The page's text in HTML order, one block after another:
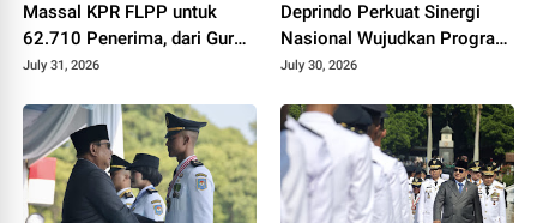
Massal KPR FLPP untuk
62.710 Penerima, dari Guru
SD hingga Pengemudi Ojol
July 31, 2026
Deprindo Perkuat Sinergi
Nasional Wujudkan Program
3 Juta Rumah
July 30, 2026